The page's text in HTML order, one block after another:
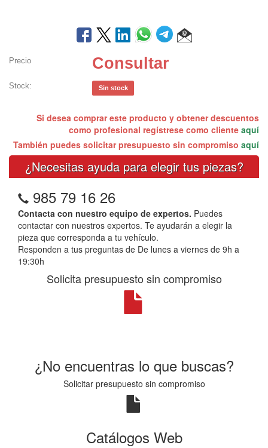
Precio Consultar
Stock: Sin stock
Si desea comprar este producto y obtener descuentos
como profesional regístrese como cliente aquí
También puedes solicitar presupuesto sin compromiso aquí
¿Necesitas ayuda para elegir tus piezas?
985 79 16 26
Contacta con nuestro equipo de expertos. Puedes
contactar con nuestros expertos. Te ayudarán a elegir la
pieza que corresponda a tu vehículo.
Responden a tus preguntas de De lunes a viernes de 9h a
19:30h
Solicita presupuesto sin compromiso
¿No encuentras lo que buscas?
Solicitar presupuesto sin compromiso
Catálogos Web